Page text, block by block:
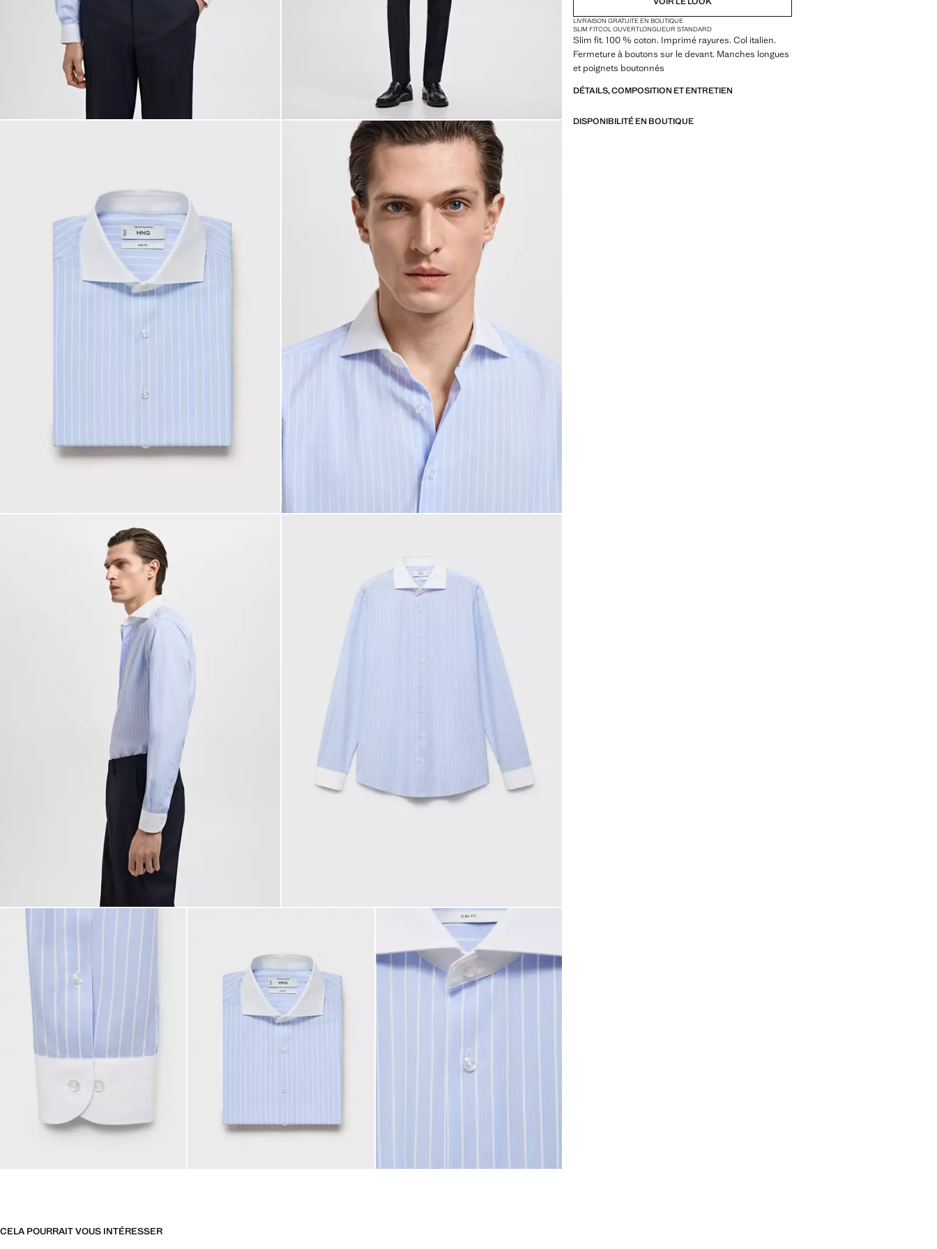
LIVRAISON GRATUITE EN BOUTIQUE
SLIM FITCOL OUVERTLONGUEUR STANDARD
Slim fit. 100 % coton. Imprimé rayures. Col italien.
Fermeture à boutons sur le devant. Manches longues
et poignets boutonnés
DÉTAILS, COMPOSITION ET ENTRETIEN
DISPONIBILITÉ EN BOUTIQUE
CELA POURRAIT VOUS INTÉRESSER